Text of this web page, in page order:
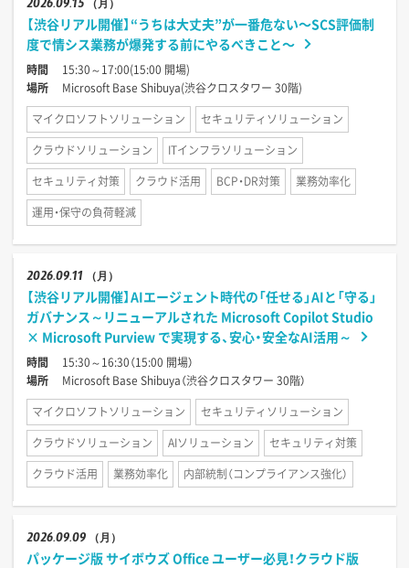
202609.15 （月）
【渋谷リアル開催】“うちは大丈夫”が一番危ない〜SCS評価制
度で情シス業務が爆発する前にやるべきこと〜
時間
15:30～17:00(15:00 開場)
場所
Microsoft Base Shibuya(渋谷クロスタワー 30階)
マイクロソフトソリューション
セキュリティソリューション
クラウドソリューション
ITインフラソリューション
セキュリティ対策
クラウド活用 BCP・DR対策
業務効率化
運用・保守の負荷軽減
202609.11 （月）
【渋谷リアル開催】AIエージェント時代の「任せる」AIと「守る」
ガバナンス～リニューアルされた Microsoft Copilot Studio
× Microsoft Purview で実現する、安心・安全なAI活用～
時間
15:30～16:30（15:00 開場）
場所
Microsoft Base Shibuya（渋谷クロスタワー 30階）
マイクロソフトソリューション
セキュリティソリューション
クラウドソリューション
AIソリューション
セキュリティ対策
クラウド活用
業務効率化 内部統制（コンプライアンス強化）
202609.09 （月）
パッケージ版 サイボウズ Office ユーザー必見！クラウド版